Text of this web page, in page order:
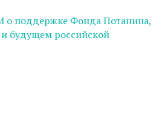
о поддержке Фонда Потанина,
и будущем российской